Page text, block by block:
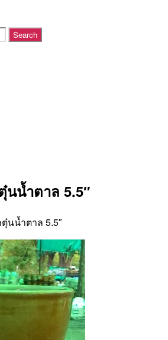
นน้ำตาล 5.5″
นน้ำตาล 5.5″